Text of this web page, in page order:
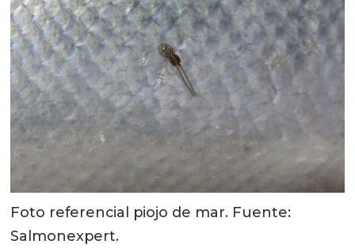
Foto referencial piojo de mar. Fuente:
Salmonexpert.